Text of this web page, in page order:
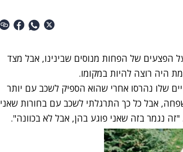
הפצעים של הפחות מנוסים שבינינו, אבל מצד
היה רוצה להיות במקומו.
הכול, טוען שהחיים שלו נהרסו אחרי שהוא הספיק לשכב עם יותר
משפחה, אבל כל כך התרגלתי לשכב עם בחורות שאני
"זה נגמר בזה שאני פוגע בהן, אבל לא בכוונה".